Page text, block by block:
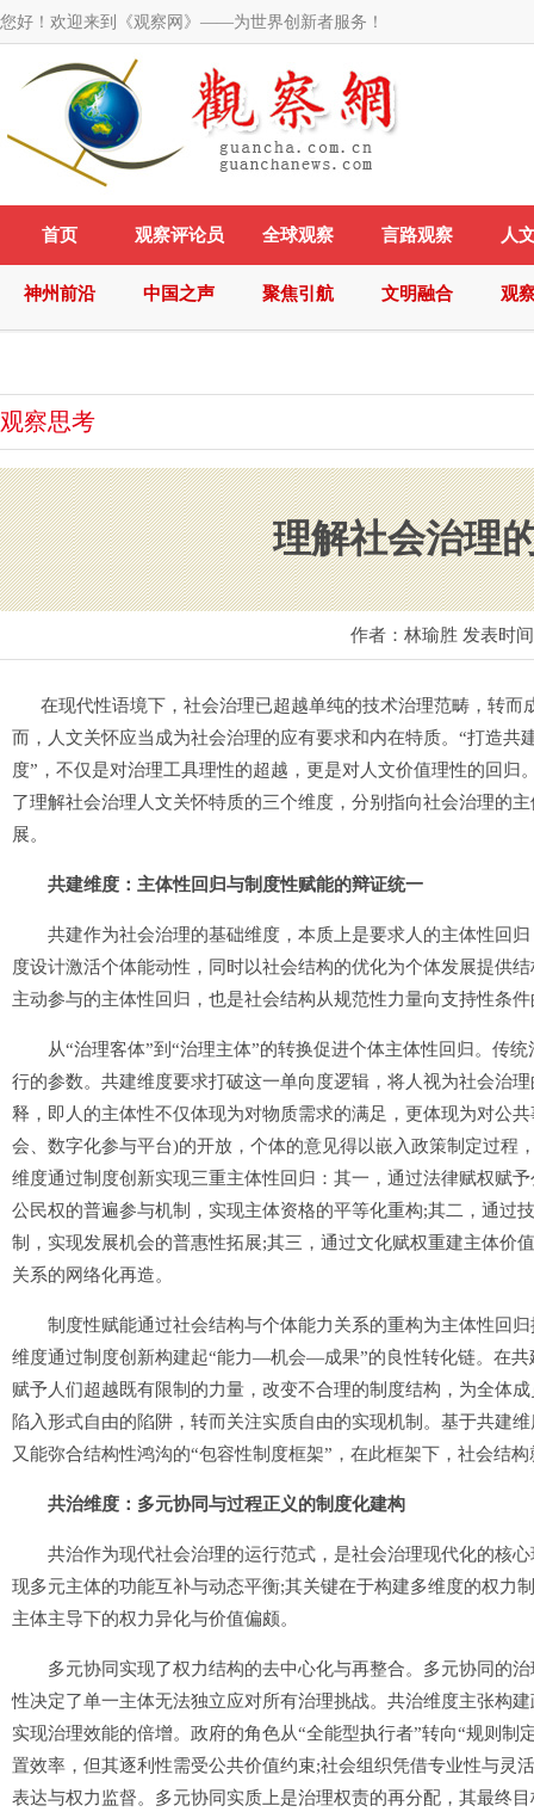
您好！欢迎来到《观察网》——为世界创新者服务！
首页 观察评论员 全球观察 言路观察 人
神州前沿 中国之声 聚焦引航 文明融合 观
观察思考
理解社会治理
作者：林瑜胜 发表时
在现代性语境下，社会治理已超越单纯的技术治理范畴，转而
而，人文关怀应当成为社会治理的应有要求和内在特质。“打造
度”，不仅是对治理工具理性的超越，更是对人文价值理性的回
了理解社会治理人文关怀特质的三个维度，分别指向社会治理的
展。
共建维度：主体性回归与制度性赋能的辩证统一
共建作为社会治理的基础维度，本质上是要求人的主体性回归
度设计激活个体能动性，同时以社会结构的优化为个体发展提供
主动参与的主体性回归，也是社会结构从规范性力量向支持性条
从“治理客体”到“治理主体”的转换促进个体主体性回归。传统
行的参数。共建维度要求打破这一单向度逻辑，将人视为社会治
释，即人的主体性不仅体现为对物质需求的满足，更体现为对公
会、数字化参与平台)的开放，个体的意见得以嵌入政策制定过程
维度通过制度创新实现三重主体性回归：其一，通过法律赋权赋
公民权的普遍参与机制，实现主体资格的平等化重构;其二，通过
制，实现发展机会的普惠性拓展;其三，通过文化赋权重建主体价
关系的网络化再造。
制度性赋能通过社会结构与个体能力关系的重构为主体性回归
维度通过制度创新构建起“能力—机会—成果”的良性转化链。在
赋予人们超越既有限制的力量，改变不合理的制度结构，为全体
陷入形式自由的陷阱，转而关注实质自由的实现机制。基于共建
又能弥合结构性鸿沟的“包容性制度框架”，在此框架下，社会结
共治维度：多元协同与过程正义的制度化建构
共治作为现代社会治理的运行范式，是社会治理现代化的核心
现多元主体的功能互补与动态平衡;其关键在于构建多维度的权力
主体主导下的权力异化与价值偏颇。
多元协同实现了权力结构的去中心化与再整合。多元协同的治
性决定了单一主体无法独立应对所有治理挑战。共治维度主张构
实现治理效能的倍增。政府的角色从“全能型执行者”转向“规则
置效率，但其逐利性需受公共价值约束;社会组织凭借专业性与灵
表达与权力监督。多元协同实质上是治理权责的再分配，其最终